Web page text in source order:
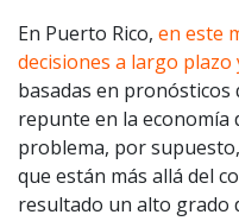
En Puerto Rico, en este
decisiones a largo
basadas en
repunte en la economía
problema, por
que están más allá del
resultado un alto grado